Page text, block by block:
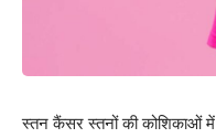
स्तन कैंसर स्तनों की कोशिकाओं